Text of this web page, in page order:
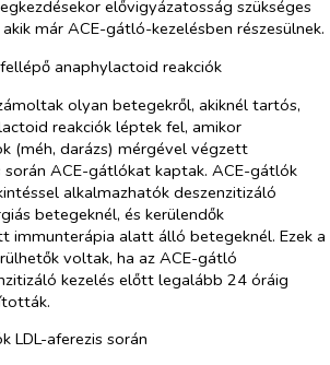
elővigyázatosság szükséges
már ACE-gátló-kezelésben részesülnek.
anaphylactoid reakciók
olyan betegekről, akiknél tartós,
reakciók léptek fel, amikor
(méh, darázs) mérgével végzett
során ACE-gátlókat kaptak. ACE-gátlók
alkalmazhatók deszenzitizáló
betegeknél, és kerülendők
immunterápia alatt álló betegeknél. Ezek a
voltak, ha az ACE-gátló
kezelés előtt legalább 24 óráig
LDL-aferezis során